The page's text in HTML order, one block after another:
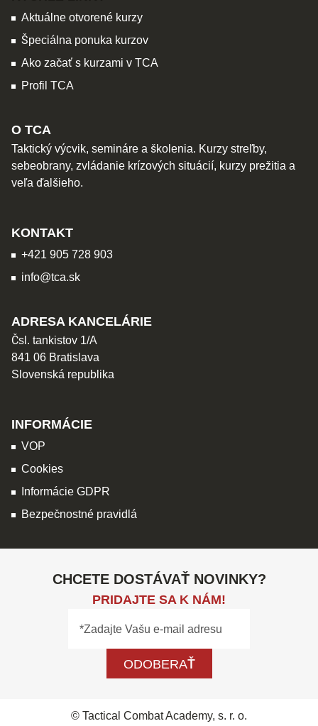
Aktuálne otvorené kurzy
Špeciálna ponuka kurzov
Ako začať s kurzami v TCA
Profil TCA
O TCA
Taktický výcvik, semináre a školenia. Kurzy streľby,
sebeobrany, zvládanie krízových situácií, kurzy prežitia a
veľa ďalšieho.
KONTAKT
+421 905 728 903
info@tca.sk
ADRESA KANCELÁRIE
Čsl. tankistov 1/A
841 06 Bratislava
Slovenská republika
INFORMÁCIE
VOP
Cookies
Informácie GDPR
Bezpečnostné pravidlá
CHCETE DOSTÁVAŤ NOVINKY?
PRIDAJTE SA K NÁM!
ODOBERAŤ
© Tactical Combat Academy, s. r. o.